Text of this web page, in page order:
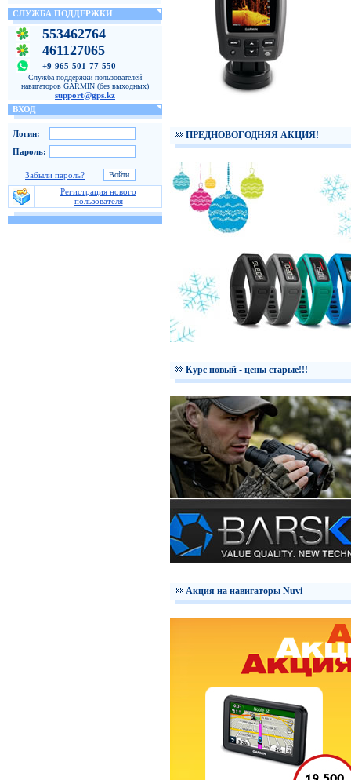
СЛУЖБА ПОДДЕРЖКИ
553462764
461127065
+9-965-501-77-550
Служба поддержки пользователей
навигаторов GARMIN (без выходных)
support@gps.kz
ВХОД
Логин:
Пароль:
Забыли пароль?
Регистрация нового
пользователя
ПРЕДНОВОГОДНЯЯ АКЦИЯ!
Курс новый - цены старые!!!
Акция на навигаторы Nuvi